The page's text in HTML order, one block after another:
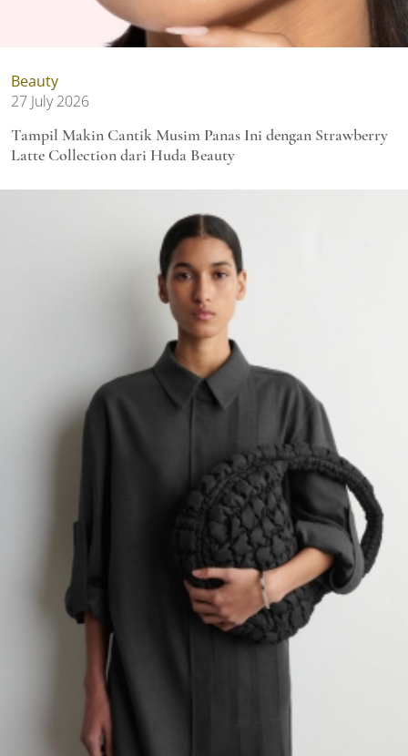
Beauty
27 July 2026
Tampil Makin Cantik Musim Panas Ini dengan Strawberry
Latte Collection dari Huda Beauty